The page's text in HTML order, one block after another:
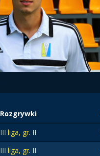
Rozgrywki
III liga, gr. II
III liga, gr. II